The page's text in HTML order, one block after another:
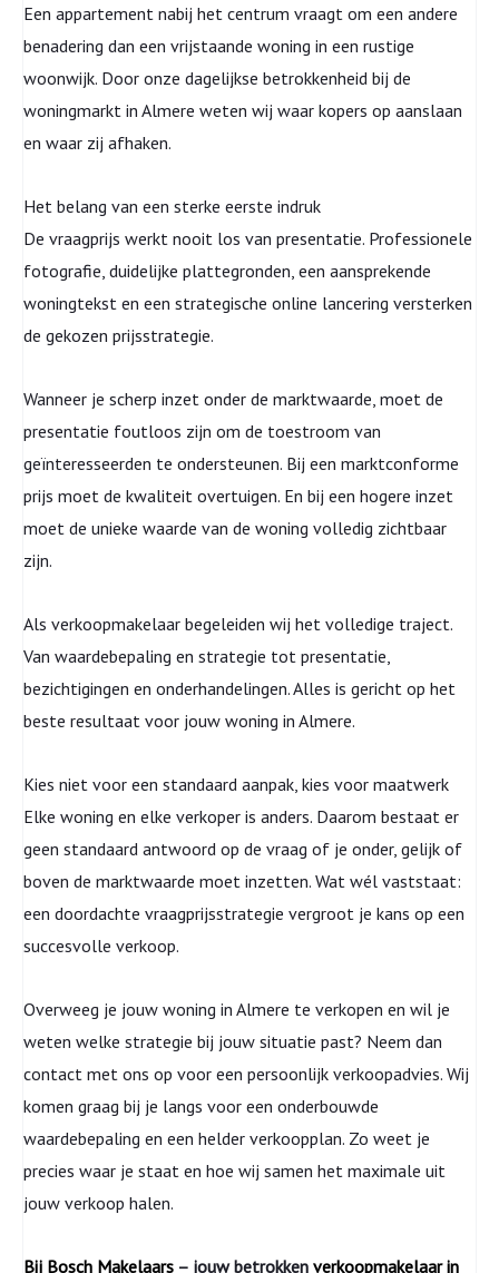
Een appartement nabij het centrum vraagt om een andere
benadering dan een vrijstaande woning in een rustige
woonwijk. Door onze dagelijkse betrokkenheid bij de
woningmarkt in Almere weten wij waar kopers op aanslaan
en waar zij afhaken.
Het belang van een sterke eerste indruk
De vraagprijs werkt nooit los van presentatie. Professionele
fotografie, duidelijke plattegronden, een aansprekende
woningtekst en een strategische online lancering versterken
de gekozen prijsstrategie.
Wanneer je scherp inzet onder de marktwaarde, moet de
presentatie foutloos zijn om de toestroom van
geïnteresseerden te ondersteunen. Bij een marktconforme
prijs moet de kwaliteit overtuigen. En bij een hogere inzet
moet de unieke waarde van de woning volledig zichtbaar
zijn.
Als verkoopmakelaar begeleiden wij het volledige traject.
Van waardebepaling en strategie tot presentatie,
bezichtigingen en onderhandelingen. Alles is gericht op het
beste resultaat voor jouw woning in Almere.
Kies niet voor een standaard aanpak, kies voor maatwerk
Elke woning en elke verkoper is anders. Daarom bestaat er
geen standaard antwoord op de vraag of je onder, gelijk of
boven de marktwaarde moet inzetten. Wat wél vaststaat:
een doordachte vraagprijsstrategie vergroot je kans op een
succesvolle verkoop.
Overweeg je jouw woning in Almere te verkopen en wil je
weten welke strategie bij jouw situatie past? Neem dan
contact met ons op voor een persoonlijk verkoopadvies. Wij
komen graag bij je langs voor een onderbouwde
waardebepaling en een helder verkoopplan. Zo weet je
precies waar je staat en hoe wij samen het maximale uit
jouw verkoop halen.
Bij Bosch Makelaars – jouw betrokken verkoopmakelaar in